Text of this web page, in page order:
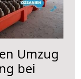
Umzug
bei